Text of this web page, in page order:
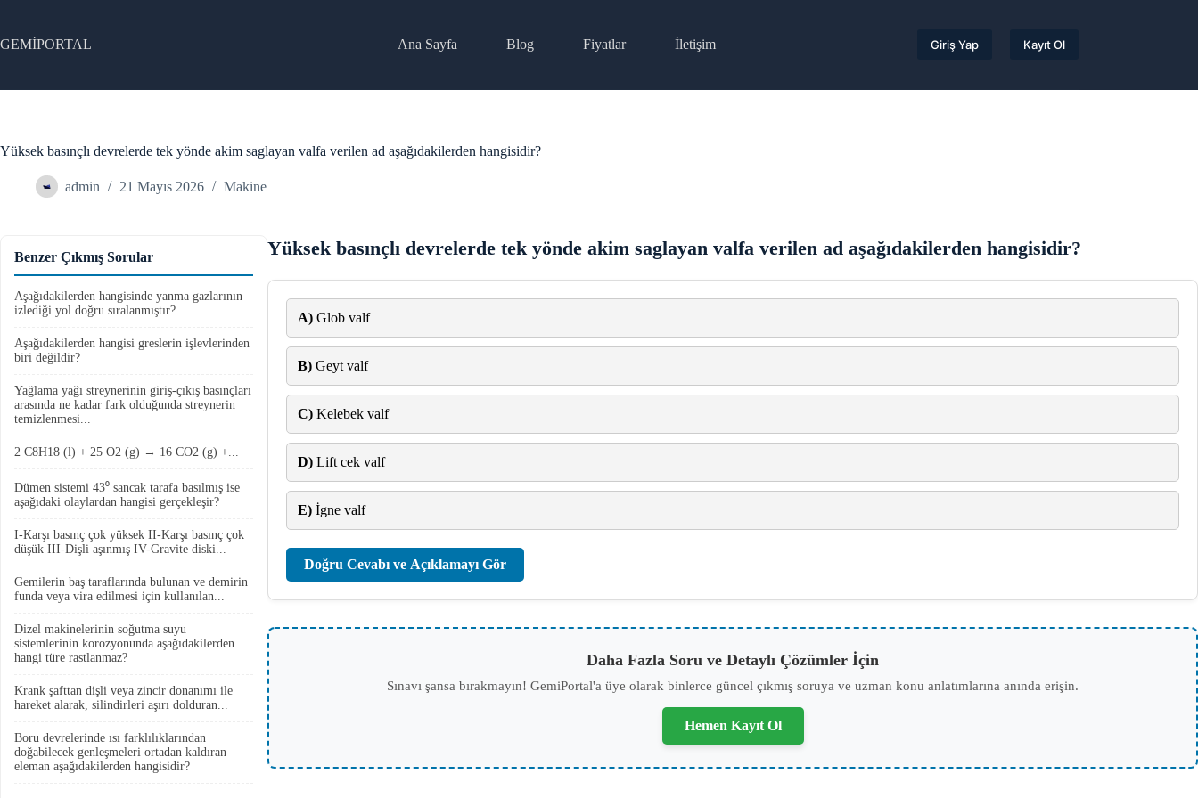
content
GEMİPORTAL Ana Sayfa Blog Fiyatlar İletişim Giriş Yap Kayıt Ol
Yüksek basınçlı devrelerde tek yönde akim saglayan valfa verilen ad aşağıdakilerden hangisidir?
admin 21 Mayıs 2026 Makine
Yüksek basınçlı devrelerde tek yönde akim saglayan valfa verilen ad aşağıdakilerden hangisidir?
A) Glob valf
B) Geyt valf
C) Kelebek valf
D) Lift cek valf
E) İgne valf
Doğru Cevabı ve Açıklamayı Gör
Daha Fazla Soru ve Detaylı Çözümler İçin
Sınavı şansa bırakmayın! GemiPortal'a üye olarak binlerce güncel çıkmış soruya ve uzman konu anlatımlarına anında erişin.
Hemen Kayıt Ol
Benzer Çıkmış Sorular
Aşağıdakilerden hangisinde yanma gazlarının
izlediği yol doğru sıralanmıştır?
Aşağıdakilerden hangisi greslerin işlevlerinden
biri değildir?
Yağlama yağı streynerinin giriş-çıkış basınçları
arasında ne kadar fark olduğunda streynerin
temizlenmesi...
2 C8H18 (l) + 25 O2 (g) → 16 CO2 (g) +...
Dümen sistemi 43⁰ sancak tarafa basılmış ise
aşağıdaki olaylardan hangisi gerçekleşir?
I-Karşı basınç çok yüksek II-Karşı basınç çok
düşük III-Dişli aşınmış IV-Gravite diski...
Gemilerin baş taraflarında bulunan ve demirin
funda veya vira edilmesi için kullanılan...
Dizel makinelerinin soğutma suyu
sistemlerinin korozyonunda aşağıdakilerden
hangi türe rastlanmaz?
Krank şafttan dişli veya zincir donanımı ile
hareket alarak, silindirleri aşırı dolduran...
Boru devrelerinde ısı farklılıklarından
doğabilecek genleşmeleri ortadan kaldıran
eleman aşağıdakilerden hangisidir?